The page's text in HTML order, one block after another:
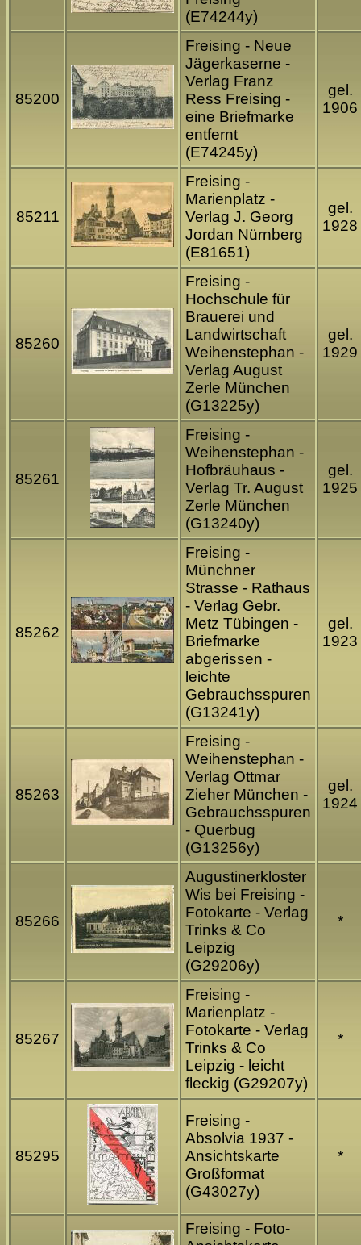
(E74244y)
85200
Freising - Neue
Jägerkaserne -
Verlag Franz
Ress Freising -
eine Briefmarke
entfernt
(E74245y)
gel.
1906
85211
Freising -
Marienplatz -
Verlag J. Georg
Jordan Nürnberg
(E81651)
gel.
1928
85260
Freising -
Hochschule für
Brauerei und
Landwirtschaft
Weihenstephan -
Verlag August
Zerle München
(G13225y)
gel.
1929
85261
Freising -
Weihenstephan -
Hofbräuhaus -
Verlag Tr. August
Zerle München
(G13240y)
gel.
1925
85262
Freising -
Münchner
Strasse - Rathaus
- Verlag Gebr.
Metz Tübingen -
Briefmarke
abgerissen -
leichte
Gebrauchsspuren
(G13241y)
gel.
1923
85263
Freising -
Weihenstephan -
Verlag Ottmar
Zieher München -
Gebrauchsspuren
- Querbug
(G13256y)
gel.
1924
85266
Augustinerkloster
Wis bei Freising -
Fotokarte - Verlag
Trinks & Co
Leipzig
(G29206y)
*
85267
Freising -
Marienplatz -
Fotokarte - Verlag
Trinks & Co
Leipzig - leicht
fleckig (G29207y)
*
85295
Freising -
Absolvia 1937 -
Ansichtskarte
Großformat
(G43027y)
*
Freising - Foto-